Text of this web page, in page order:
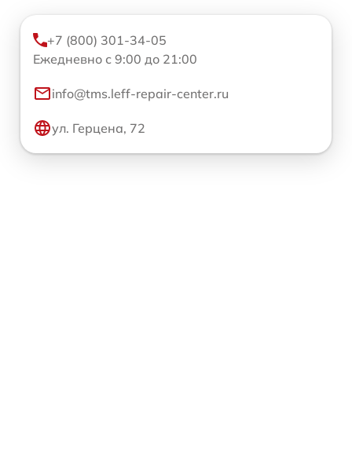
+7 (800) 301-34-05
Ежедневно с 9:00 до 21:00
info@tms.leff-repair-center.ru
ул. Герцена, 72